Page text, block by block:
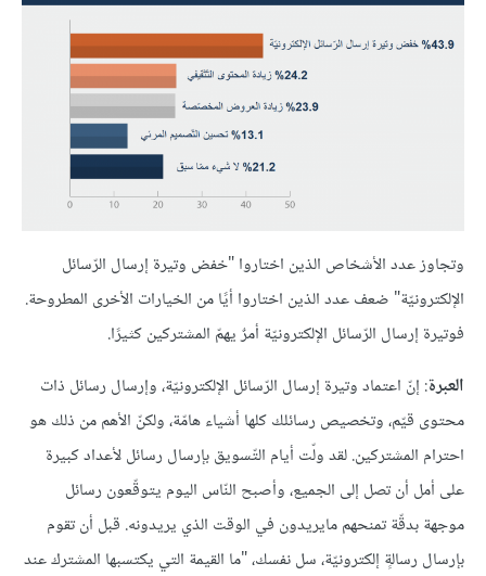
وتجاوز عدد الأشخاص الذين اختاروا "خفض وتيرة إرسال الرّسائل
الإلكترونيّة" ضعف عدد الذين اختاروا أيًا من الخيارات الأخرى المطروحة.
فوتيرة إرسال الرّسائل الإلكترونيّة أمرٌ يهمّ المشتركين كثيرًا.
العبرة: إنّ اعتماد وتيرة إرسال الرّسائل الإلكترونيّة، وإرسال رسائل ذات
محتوى قيّم، وتخصيص رسائلك كلها أشياء هامّة، ولكنّ الأهم من ذلك هو
احترام المشتركين. لقد ولّت أيام التّسويق بإرسال رسائل لأعداد كبيرة
على أمل أن تصل إلى الجميع، وأصبح النّاس اليوم يتوقّعون رسائل
موجهة بدقّة تمنحهم مايريدون في الوقت الذي يريدونه. قبل أن تقوم
بإرسال رسالةٍ إلكترونيّة، سل نفسك، "ما القيمة التي يكتسبها المشترك عند